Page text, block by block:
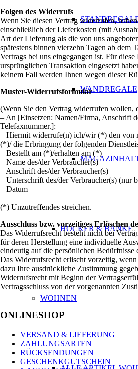
WANDREGALE
HOCKER & BÄNKE
WOHNEN
Folgen des Widerrufs
Wenn Sie diesen Vertrag widerrufen,
einschließlich der Lieferkosten (mit
Art der Lieferung als die von uns
spätestens binnen vierzehn Tagen ab dem
Vertrags bei uns eingegangen ist. Für
ursprünglichen Transaktion eingesetzt
keinem Fall werden Ihnen wegen dieser
Muster-Widerrufsformular
(Wenn Sie den Vertrag widerrufen wollen,
– An [Einsetzen: Namen/Firma, Anschrift
Telefaxnummer.]:
– Hiermit widerrufe(n) ich/wir (*) den von
(*)/ die Erbringung der folgenden
– Bestellt am (*)/erhalten am (*)
– Name des/der Verbraucher(s)
– Anschrift des/der Verbraucher(s)
– Unterschrift des/der Verbraucher(s) (nur
– Datum
—————————————
(*) Unzutreffendes streichen.
Ausschluss bzw. vorzeitiges Erlöschen
Das Widerrufsrecht besteht nicht bei
für deren Herstellung eine individuelle
eindeutig auf die persönlichen Bedürfnisse
Das Widerrufsrecht erlischt vorzeitig,
dazu Ihre ausdrückliche Zustimmung
Widerrufsrecht mit Beginn der
Vertragsschluss von der vorgenannten
ONLINESHOP
VERSAND & LIEFERUNG
ZAHLUNGSARTEN
RÜCKSENDUNGEN
GESCHENKGUTSCHEIN